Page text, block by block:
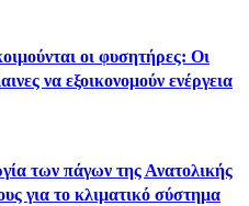
οι φυσητήρες: Οι
να εξοικονομούν ενέργεια
των πάγων της Ανατολικής
για το κλιματικό σύστημα